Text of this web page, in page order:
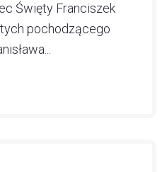
Święty Franciszek
pochodzącego